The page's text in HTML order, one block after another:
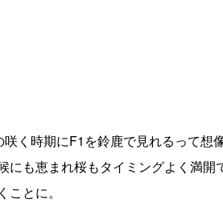
く時期にF1を鈴鹿で見れるって想
も恵まれ桜もタイミングよく満開
とに。